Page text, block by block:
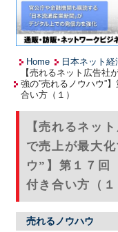
Home 日本ネット経
【売れるネット広告
強の”売れるノウハウ”
合い方（１）
【売れるネッ
で売上が最大
ウ”】第１７
付き合い方（１
売れるノウハウ